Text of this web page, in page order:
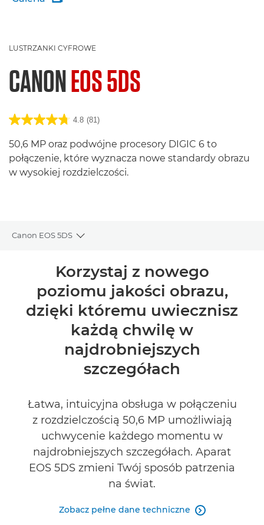
LUSTRZANKI CYFROWE
CANONEOS 5DS
4.8 (81)
50,6 MP oraz podwójne procesory DIGIC 6 to
połączenie, które wyznacza nowe standardy obrazu
w wysokiej rozdzielczości.
Canon EOS 5DS
Toggle breadcrumbs
Wprowadzenie
Dane techniczne
Korzystaj z nowego
poziomu jakości obrazu,
dzięki któremu uwiecznisz
każdą chwilę w
najdrobniejszych
szczegółach
Łatwa, intuicyjna obsługa w połączeniu
z rozdzielczością 50,6 MP umożliwiają
uchwycenie każdego momentu w
najdrobniejszych szczegółach. Aparat
EOS 5DS zmieni Twój sposób patrzenia
na świat.
Zobacz pełne dane techniczne 